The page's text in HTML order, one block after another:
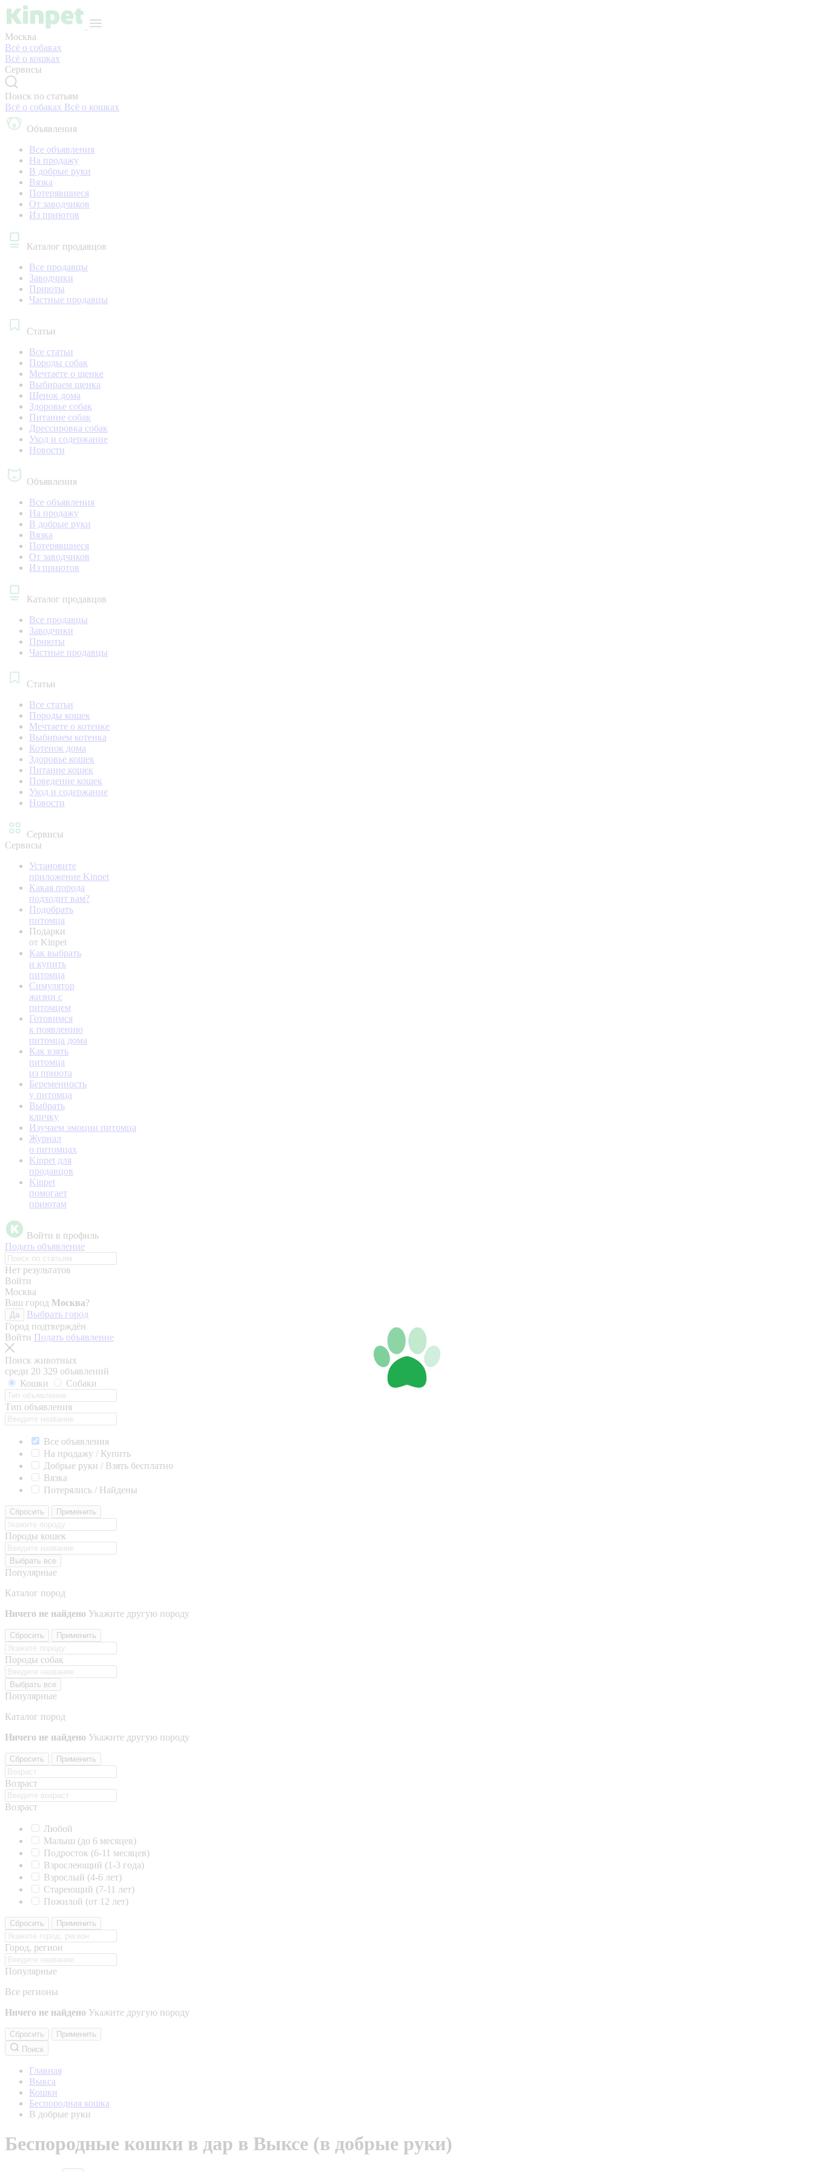
Москва
Всё о собаках
Всё о кошках
Сервисы
Поиск по статьям
Всё о собаках Всё о кошках
Объявления
Все объявления
На продажу
В добрые руки
Вязка
Потерявшиеся
От заводчиков
Из приютов
Каталог продавцов
Все продавцы
Заводчики
Приюты
Частные продавцы
Статьи
Все статьи
Породы собак
Мечтаете о щенке
Выбираем щенка
Щенок дома
Здоровье собак
Питание собак
Дрессировка собак
Уход и содержание
Новости
Объявления
Все объявления
На продажу
В добрые руки
Вязка
Потерявшиеся
От заводчиков
Из приютов
Каталог продавцов
Все продавцы
Заводчики
Приюты
Частные продавцы
Статьи
Все статьи
Породы кошек
Мечтаете о котенке
Выбираем котенка
Котенок дома
Здоровье кошек
Питание кошек
Поведение кошек
Уход и содержание
Новости
Сервисы
Сервисы
Установите
приложение Kinpet
Какая порода
подходит вам?
Подобрать
питомца
Подарки
от Kinpet
Как выбрать
и купить
питомца
Симулятор
жизни с
питомцем
Готовимся
к появлению
питомца дома
Как взять
питомца
из приюта
Беременность
у питомца
Выбрать
кличку
Изучаем эмоции питомца
Журнал
о питомцах
Kinpet для
продавцов
Kinpet
помогает
приютам
Войти в профиль
Подать объявление
Нет результатов
Войти
Москва
Ваш город Москва?
Да
Выбрать город
Город подтверждён
Войти Подать объявление
Поиск животных
среди 20 329 объявлений
Кошки
Собаки
Тип объявления
Все объявления
На продажу / Купить
Добрые руки / Взять бесплатно
Вязка
Потерялись / Найдены
Сбросить Применить
Породы кошек
Выбрать все
Популярные
Каталог пород
Ничего не найдено Укажите другую породу
Сбросить Применить
Породы собак
Выбрать все
Популярные
Каталог пород
Ничего не найдено Укажите другую породу
Сбросить Применить
Возраст
Возраст
Любой
Малыш (до 6 месяцев)
Подросток (6-11 месяцев)
Взрослеющий (1-3 года)
Взрослый (4-6 лет)
Стареющий (7-11 лет)
Пожилой (от 12 лет)
Сбросить Применить
Город, регион
Популярные
Все регионы
Ничего не найдено Укажите другую породу
Сбросить
Применить
Поиск
Главная
Выкса
Кошки
Беспородная кошка
В добрые руки
Беспородные кошки в дар в Выксе (в добрые руки)